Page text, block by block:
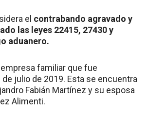
el contrabando agravado y
las leyes 22415, 27430 y
aduanero.
empresa familiar que fue
julio de 2019. Esta se encuentra
Fabián Martínez y su esposa
Alimenti.